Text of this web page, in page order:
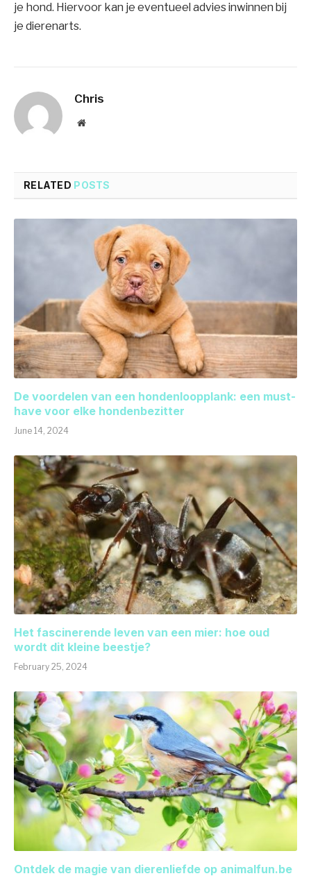
je hond. Hiervoor kan je eventueel advies inwinnen bij
je dierenarts.
Chris
Website
RELATED POSTS
De voordelen van een hondenloopplank: een must-
have voor elke hondenbezitter
June 14, 2024
Het fascinerende leven van een mier: hoe oud
wordt dit kleine beestje?
February 25, 2024
Ontdek de magie van dierenliefde op animalfun.be